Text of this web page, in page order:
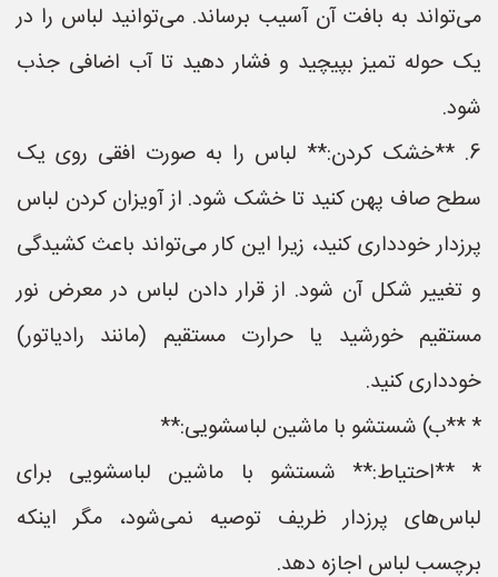
می‌تواند به بافت آن آسیب برساند. می‌توانید لباس را در
یک حوله تمیز بپیچید و فشار دهید تا آب اضافی جذب
شود.
6. **خشک کردن:** لباس را به صورت افقی روی یک
سطح صاف پهن کنید تا خشک شود. از آویزان کردن لباس
پرزدار خودداری کنید، زیرا این کار می‌تواند باعث کشیدگی
و تغییر شکل آن شود. از قرار دادن لباس در معرض نور
مستقیم خورشید یا حرارت مستقیم (مانند رادیاتور)
خودداری کنید.
* **ب) شستشو با ماشین لباسشویی:**
* **احتیاط:** شستشو با ماشین لباسشویی برای
لباس‌های پرزدار ظریف توصیه نمی‌شود، مگر اینکه
برچسب لباس اجازه دهد.